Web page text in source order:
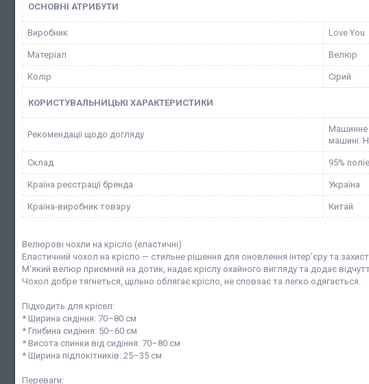
ОСНОВНІ АТРИБУТИ
Виробник Love You
Матеріал Велюр
Колір Сірий
КОРИСТУВАЛЬНИЦЬКІ ХАРАКТЕРИСТИКИ
Рекомендації щодо догляду
Машинне
машині.
Склад 95%
Країна реєстрації бренда Україна
Країна-виробник товару Китай
Велюрові чохли на крісло (еластичні)
Еластичний чохол на крісло — стильне рішення для оновлення інтер’єру та
М’який велюр приємний на дотик, надає кріслу охайного вигляду та додає
Чохол добре тягнеться, щільно облягає крісло, не сповзає та легко одягається.
Підходить для крісел:
* Ширина сидіння: 70–80 см
* Глибина сидіння: 50–60 см
* Висота спинки від сидіння: 70–80 см
* Ширина підлокітників: 25–35 см
Переваги: